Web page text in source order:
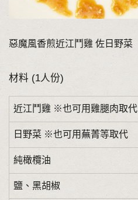
惡魔風香煎近江鬥雞 佐日野菜
材料 (1人份)
近江鬥雞 ※也可用雞腿肉取代
日野菜 ※也可用蕪菁等取代
純橄欖油
鹽、黑胡椒